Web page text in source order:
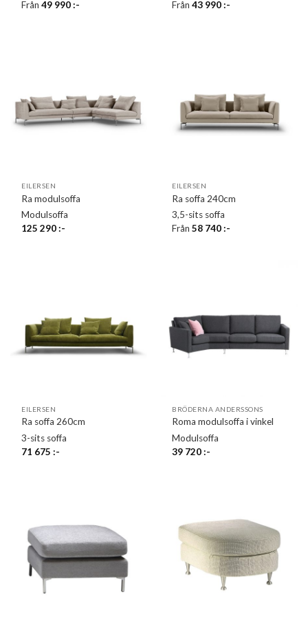
Från49 990:-
Från43 990:-
EILERSEN
Ra modulsoffa
Modulsoffa
125 290:-
EILERSEN
Ra soffa 240cm
3,5-sits soffa
Från58 740:-
EILERSEN
Ra soffa 260cm
3-sits soffa
71 675:-
BRÖDERNA ANDERSSONS
Roma modulsoffa i vinkel
Modulsoffa
39 720:-